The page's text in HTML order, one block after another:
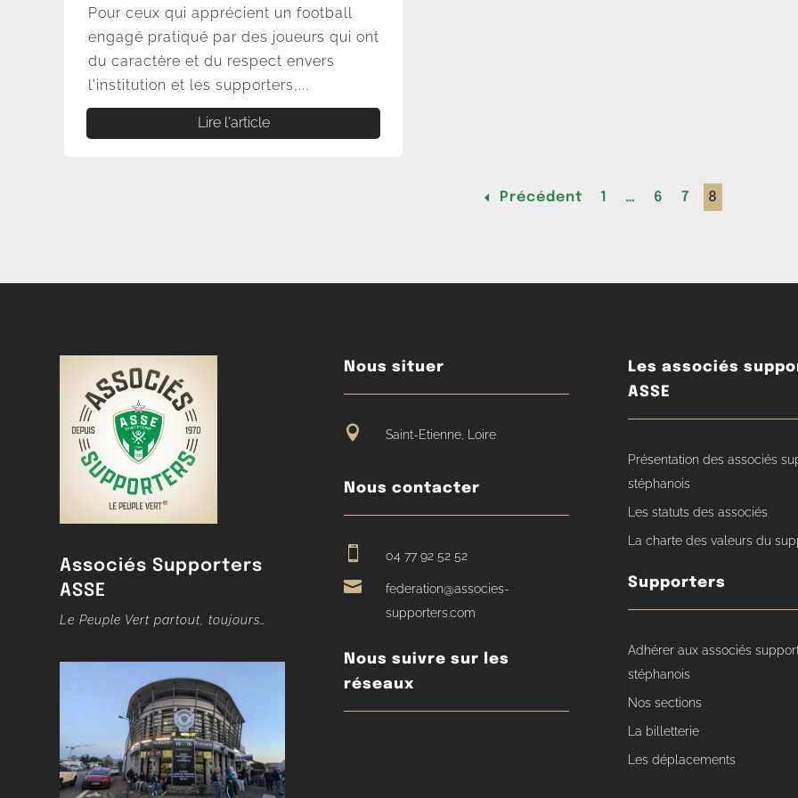
Pour ceux qui apprécient un football
engagé pratiqué par des joueurs qui ont
du caractère et du respect envers
l'institution et les supporters,...
Lire l'article
Précédent 1 … 6 7 8
Associés Supporters
ASSE
Le Peuple Vert partout, toujours…
Nous situer
 Saint-Etienne, Loire
Nous contacter
 04 77 92 52 52

federation@associes-
supporters.com
Nous suivre sur les
réseaux
Les associés
ASSE
Présentation des associés
stéphanois
Les statuts des associés
La charte des valeurs du
Supporters
Adhérer aux associés
stéphanois
Nos sections
La billetterie
Les déplacements